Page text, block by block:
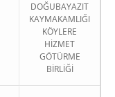
DOĞUBAYAZIT
KAYMAKAMLIĞI
KÖYLERE
HİZMET
GÖTÜRME
BİRLİĞİ